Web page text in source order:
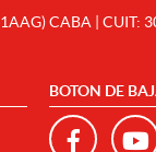
CABA | CUIT:
BOTON DE